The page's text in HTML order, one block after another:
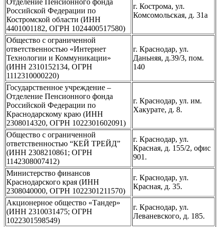
Российской Федерации по
Костромской области (ИНН
4401001182, ОГРН 1024400517580)
г. Кострома, ул.
Комсомольская, д. 31а
Общество с ограниченной
ответственностью «Интернет
Технологии и Коммуникации»
(ИНН 2310152134, ОГРН
1112310000220)
г. Краснодар, ул.
Даньняя, д.39/3, пом.
140
Государственное учреждение –
Отделение Пенсионного фонда
Российской Федерации по
Краснодарскому краю (ИНН
2308014320, ОГРН 1022301602091)
г. Краснодар, ул. им.
Хакурате, д. 8.
Общество с ограниченной
ответственностью “КЕЙ ТРЕЙД”
(ИНН 2308210861; ОГРН
1142308007412)
г. Краснодар, ул.
Красная, д. 155/2, офис
901.
Министерство финансов
Краснодарского края (ИНН
2308040000, ОГРН 1022301211570)
г. Краснодар, ул.
Красная, д. 35.
Акционерное общество «Тандер»
(ИНН 2310031475; ОГРН
1022301598549)
г. Краснодар, ул.
Леваневского, д. 185.